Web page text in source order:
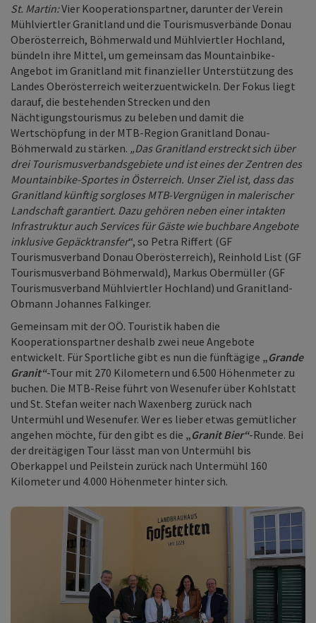
St. Martin:Vier Kooperationspartner, darunter der Verein
Mühlviertler Granitland und die Tourismusverbände Donau
Oberösterreich, Böhmerwald und Mühlviertler Hochland,
bündeln ihre Mittel, um gemeinsam das Mountainbike-
Angebot im Granitland mit finanzieller Unterstützung des
Landes Oberösterreich weiterzuentwickeln. Der Fokus liegt
darauf, die bestehenden Strecken und den
Nächtigungstourismus zu beleben und damit die
Wertschöpfung in der MTB-Region Granitland Donau-
Böhmerwald zu stärken. „Das Granitland erstreckt sich über
drei Tourismusverbandsgebiete und ist eines der Zentren des
Mountainbike-Sportes in Österreich. Unser Ziel ist, dass das
Granitland künftig sorgloses MTB-Vergnügen in malerischer
Landschaft garantiert. Dazu gehören neben einer intakten
Infrastruktur auch Services für Gäste wie buchbare Angebote
inklusive Gepäcktransfer“, so Petra Riffert (GF
Tourismusverband Donau Oberösterreich), Reinhold List (GF
Tourismusverband Böhmerwald), Markus Obermüller (GF
Tourismusverband Mühlviertler Hochland) und Granitland-
Obmann Johannes Falkinger.
Gemeinsam mit der OÖ. Touristik haben die
Kooperationspartner deshalb zwei neue Angebote
entwickelt. Für Sportliche gibt es nun die fünftägige „Grande
Granit“-Tour mit 270 Kilometern und 6.500 Höhenmeter zu
buchen. Die MTB-Reise führt von Wesenufer über Kohlstatt
und St. Stefan weiter nach Waxenberg zurück nach
Untermühl und Wesenufer. Wer es lieber etwas gemütlicher
angehen möchte, für den gibt es die „Granit Bier“-Runde. Bei
der dreitägigen Tour lässt man von Untermühl bis
Oberkappel und Peilstein zurück nach Untermühl 160
Kilometer und 4.000 Höhenmeter hinter sich.